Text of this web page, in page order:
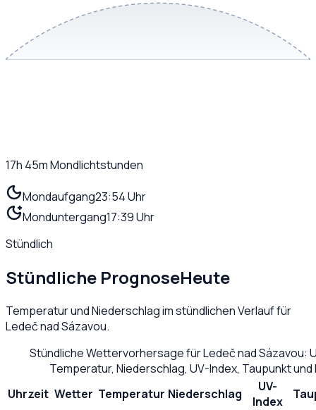
17h 45mMondlichtstunden
Mondaufgang23:54 Uhr
Monduntergang17:39 Uhr
Stündlich
Stündliche PrognoseHeute
Temperatur und Niederschlag im stündlichen Verlauf für
Ledeč nad Sázavou.
Stündliche Wettervorhersage fürLedeč nad Sázavou:
Temperatur, Niederschlag, UV-Index, Taupunkt
Uhrzeit Wetter Temperatur Niederschlag
UV-
Index